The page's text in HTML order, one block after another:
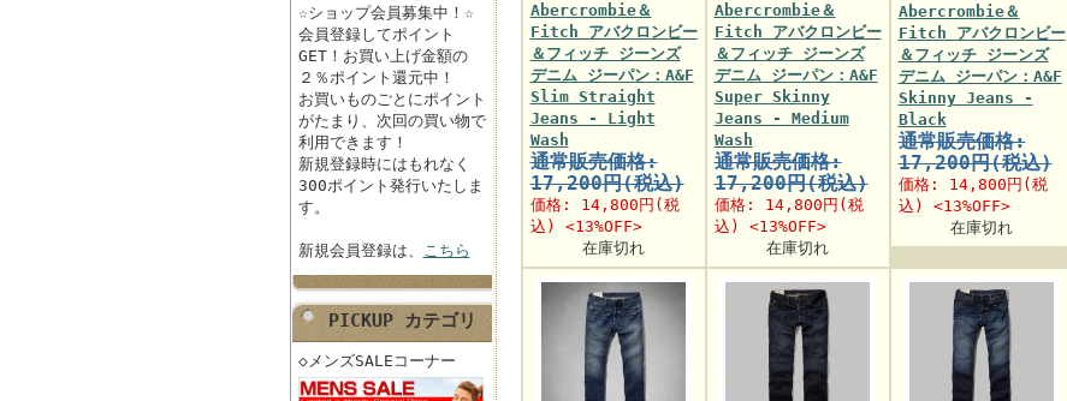
☆ショップ会員募集中！☆
会員登録してポイント
GET！お買い上げ金額の
２％ポイント還元中！
お買いものごとにポイント
がたまり、次回の買い物で
利用できます！
新規登録時にはもれなく
300ポイント発行いたしま
す。
新規会員登録は、 こちら
PICKUP カテゴリ
◇メンズSALEコーナー
Abercrombie＆
Fitch アバクロンビー
＆フィッチ ジーンズ
デニム ジーパン：A&F
Slim Straight
Jeans - Light
Wash
通常販売価格:
17,200円(税込)
価格: 14,800円 (税
込) <13%OFF>
在庫切れ
Abercrombie＆
Fitch アバクロンビー
＆フィッチ ジーンズ
デニム ジーパン：A&F
Super Skinny
Jeans - Medium
Wash
通常販売価格:
17,200円(税込)
価格: 14,800円 (税
込) <13%OFF>
在庫切れ
Abercrombie＆
Fitch アバクロンビー
＆フィッチ ジーンズ
デニム ジーパン：A&F
Skinny Jeans -
Black
通常販売価格:
17,200円(税込)
価格: 14,800円 (税
込) <13%OFF>
在庫切れ